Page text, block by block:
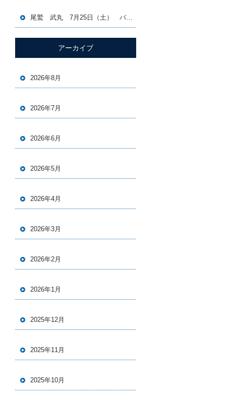
尾鷲 武丸 7月25日（土） バチコン＆イカメタル便
アーカイブ
2026年8月
2026年7月
2026年6月
2026年5月
2026年4月
2026年3月
2026年2月
2026年1月
2025年12月
2025年11月
2025年10月